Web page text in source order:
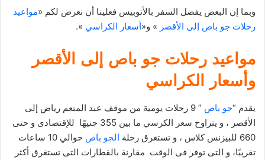
وبما إن البعض يفضل السفر بالأتوبيس فعلينا أن نعرض لكم «مواعيد
رحلات جو باص إلى الأقصر » و«أسعار الكراسي ».
مواعيد رحلات جو باص إلى الأقصر
وأسعار الكراسي
يقدم “جو باص
” 9 رحلات يومية من موقف عبد المنعم رياض إلى
الأقصر ، و يتراوح سعر الكرسي ما بين 355 جنيهًا للإقتصادى و حتى
660 للبيزنس كلاس ، و تستغرق رحلة
الجو باص
حوالي 10 ساعات
تقريبًا، و التى توفر فى الوقت مقارنة بالقطارات التى تستغرق أكثر